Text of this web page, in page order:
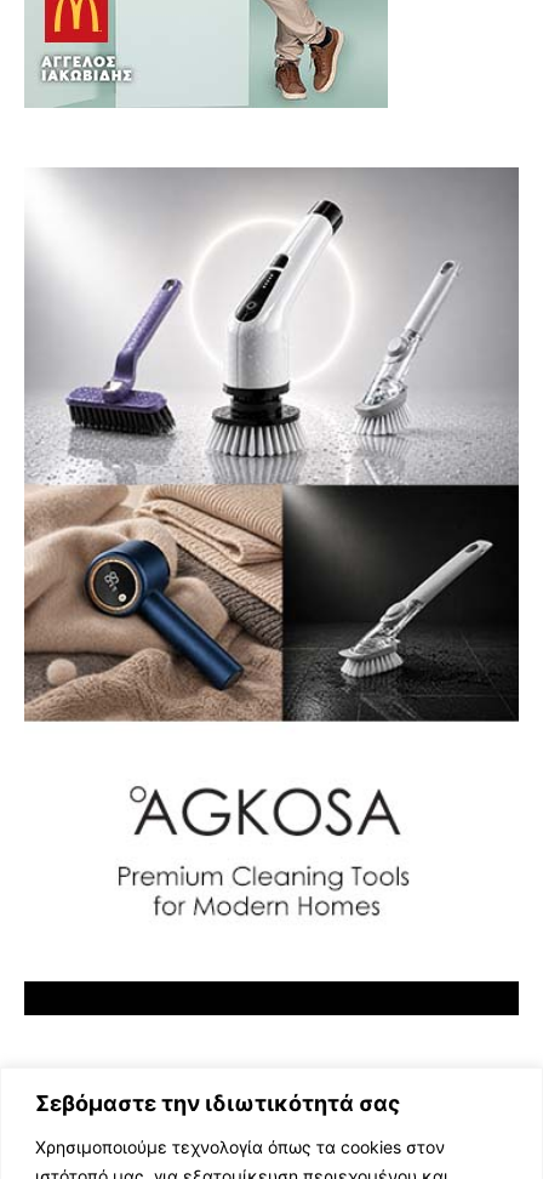
Σεβόμαστε την ιδιωτικότητά σας
Χρησιμοποιούμε τεχνολογία όπως τα cookies στον